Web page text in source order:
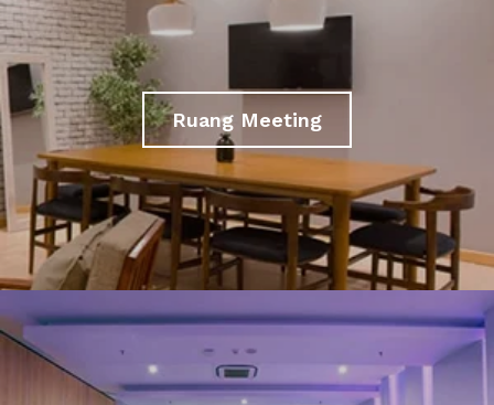
Ruang Meeting